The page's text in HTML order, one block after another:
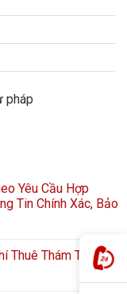
pháp
Yêu Cầu Hợp
Tin Chính Xác, Bảo
Thuê Thám Tử Tại